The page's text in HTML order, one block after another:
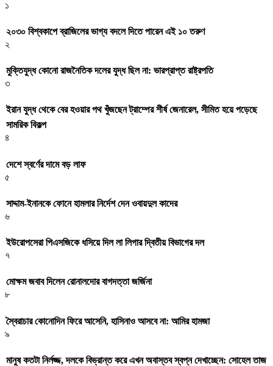
১
২০৩০ বিশ্বকাপে ব্রাজিলের ভাগ্য বদলে দিতে পারেন এই ১০ তরুণ
২
মুক্তিযুদ্ধ কোনো রাজনৈতিক দলের যুদ্ধ ছিল না: ভারপ্রাপ্ত রাষ্ট্রপতি
৩
ইরান যুদ্ধ থেকে বের হওয়ার পথ খুঁজছেন ট্রাম্পের শীর্ষ জেনারেল, সীমিত হয়ে পড়েছে
সামরিক বিকল্প
৪
দেশে স্বর্ণের দামে বড় লাফ
৫
সাদ্দাম-ইনানকে ফোনে হামলার নির্দেশ দেন ওবায়দুল কাদের
৬
ইউরোপসেরা পিএসজিকে ধসিয়ে দিল লা লিগার দ্বিতীয় বিভাগের দল
৭
মোক্ষম জবাব দিলেন রোনালদোর বাগদত্তা জর্জিনা
৮
স্বৈরাচার কোনোদিন ফিরে আসেনি, হাসিনাও আসবে না: আমির হামজা
৯
মানুষ কতটা নির্লজ্জ, দলকে বিভ্রান্ত করে এখন অবাস্তব স্বপ্ন দেখাচ্ছেন: সোহেল তাজ